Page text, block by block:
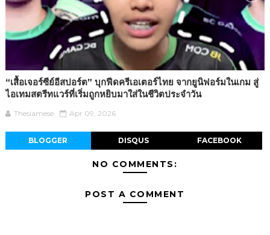
“เสื้อเจอร์ซีย์อีสปอร์ต” บุกฟีดครีเอเตอร์ไทย จากยูนิฟอร์มในเกม สู่
ไอเทมสตรีทแวร์ที่เริ่มถูกหยิบมาใส่ในชีวิตประจำวัน
Thesiamese Apr 09, 2026
BLOGGER DISQUS FACEBOOK
NO COMMENTS:
POST A COMMENT